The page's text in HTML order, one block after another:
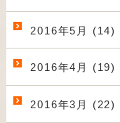
2016年5月 (14)
2016年4月 (19)
2016年3月 (22)